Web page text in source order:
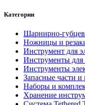
Категории
Шарнирно-
Ножницы и
Инструмент для
Инструменты для
Инструменты
Запасные части
Наборы и
Хранение